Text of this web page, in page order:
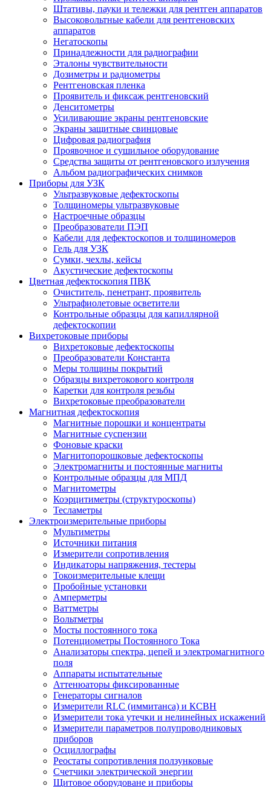
Штативы, пауки и тележки для рентген аппаратов
Высоковольтные кабели для рентгеновских
аппаратов
Негатоскопы
Принадлежности для радиографии
Эталоны чувствительности
Дозиметры и радиометры
Рентгеновская пленка
Проявитель и фиксаж рентгеновский
Денситометры
Усиливающие экраны рентгеновские
Экраны защитные свинцовые
Цифровая радиография
Проявочное и сушильное оборудование
Средства защиты от рентгеновского излучения
Альбом радиографических снимков
Приборы для УЗК
Ультразвуковые дефектоскопы
Толщиномеры ультразвуковые
Настроечные образцы
Преобразователи ПЭП
Кабели для дефектоскопов и толщиномеров
Гель для УЗК
Сумки, чехлы, кейсы
Акустические дефектоскопы
Цветная дефектоскопия ПВК
Очиститель, пенетрант, проявитель
Ультрафиолетовые осветители
Контрольные образцы для капиллярной
дефектоскопии
Вихретоковые приборы
Вихретоковые дефектоскопы
Преобразователи Константа
Меры толщины покрытий
Образцы вихретокового контроля
Каретки для контроля резьбы
Вихретоковые преобразователи
Магнитная дефектоскопия
Магнитные порошки и концентраты
Магнитные суспензии
Фоновые краски
Магнитопорошковые дефектоскопы
Электромагниты и постоянные магниты
Контрольные образцы для МПД
Магнитометры
Коэрцитиметры (структуроскопы)
Тесламетры
Электроизмерительные приборы
Мультиметры
Источники питания
Измерители сопротивления
Индикаторы напряжения, тестеры
Токоизмерительные клещи
Пробойные установки
Амперметры
Ваттметры
Вольтметры
Мосты постоянного тока
Потенциометры Постоянного Тока
Анализаторы спектра, цепей и электромагнитного
поля
Аппараты испытательные
Аттенюаторы фиксированные
Генераторы сигналов
Измерители RLC (иммитанса) и КСВН
Измерители тока утечки и нелинейных искажений
Измерители параметров полупроводниковых
приборов
Осциллографы
Реостаты сопротивления ползунковые
Счетчики электрической энергии
Щитовое оборудоване и приборы